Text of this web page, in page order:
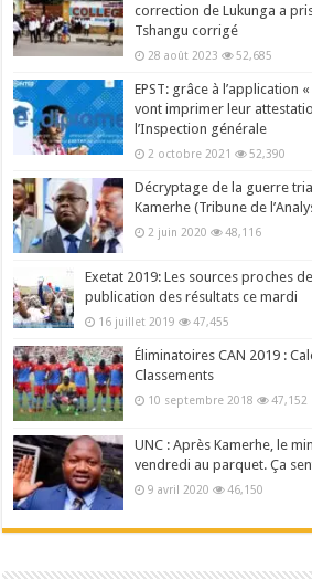
correction de Lukunga a
Tshangu corrigé
28 août 2023 52,685
EPST: grâce à l’application
vont imprimer leur
l’Inspection générale
2 octobre 2021 52,390
Décryptage de la guerre
Kamerhe (Tribune de
2 juin 2020 48,116
Exetat 2019: Les sources proches
publication des résultats ce mardi
16 juillet 2019 47,455
Éliminatoires CAN 2019 :
Classements
10 septembre 2018 47,152
UNC : Après Kamerhe, le
vendredi au parquet. Ça
9 avril 2020 46,150